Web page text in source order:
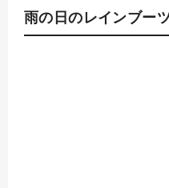
雨の日のレインブー